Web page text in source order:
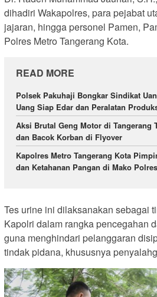
dihadiri Wakapolres, para pejabat
jajaran, hingga personel Pamen,
Polres Metro Tangerang Kota.
READ MORE
Polsek Pakuhaji Bongkar Sindikat
Uang Siap Edar dan Peralatan
Aksi Brutal Geng Motor di Tangerang
dan Bacok Korban di Flyover
Kapolres Metro Tangerang Kota
dan Ketahanan Pangan di Mako Polres
Tes urine ini dilaksanakan sebagai
Kapolri dalam rangka pencegahan
guna menghindari pelanggaran
tindak pidana, khususnya